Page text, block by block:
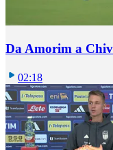
Da Amorim a
02:18